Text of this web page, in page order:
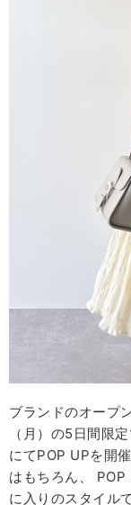
ブランドのオープ
（⽉）の5⽇間限
にてPOP UPを開
はもちろん、
に入りのスタイル